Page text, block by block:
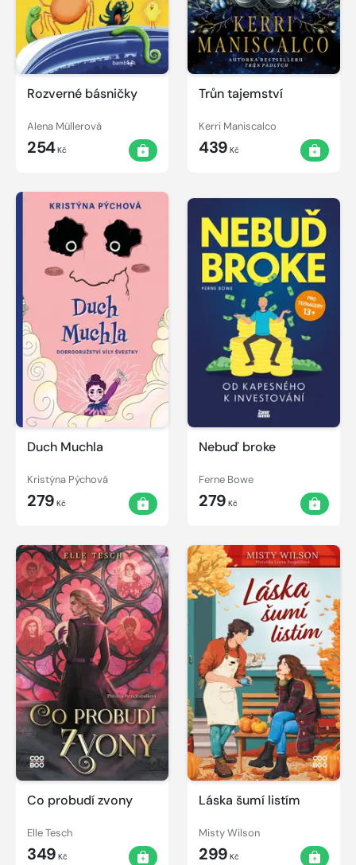
Rozverné básničky
Alena Müllerová
254Kč
Trůn tajemství
Kerri Maniscalco
439 Kč
Duch Muchla
Kristýna Pýchová
279 Kč
Nebuď broke
Ferne Bowe
279 Kč
Co probudí zvony
Elle Tesch
349 Kč
Láska šumí listím
Misty Wilson
299 Kč